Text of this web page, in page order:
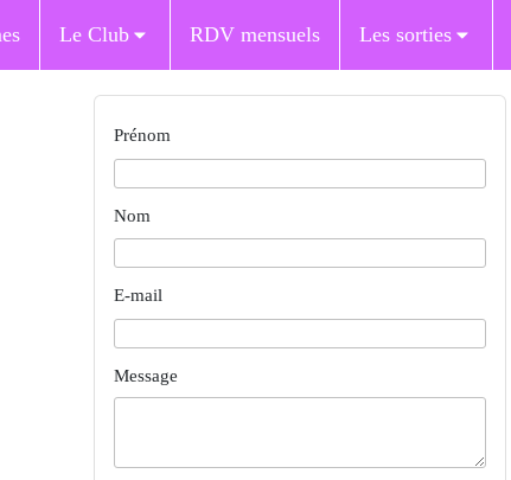
Le Club RDV mensuels Les sorties
Prénom
Nom
E-mail
Message